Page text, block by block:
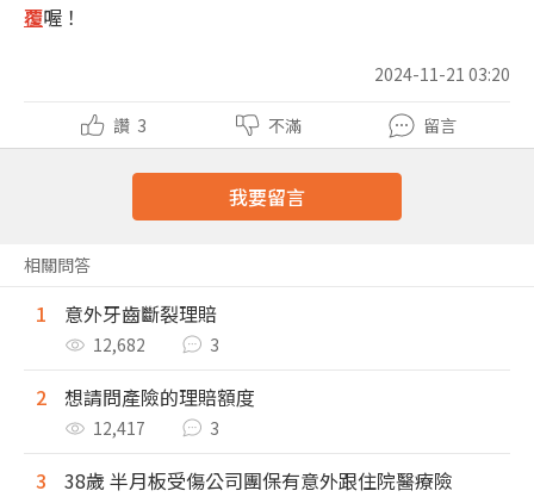
覆喔！
2024-11-21 03:20
讚 3 不滿 留言
我要留言
相關問答
1 意外牙齒斷裂理賠
12,682 3
2 想請問產險的理賠額度
12,417 3
3 38歲 半月板受傷公司團保有意外跟住院醫療險